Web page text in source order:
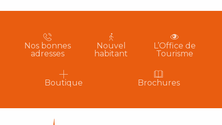
Nos bonnes
adresses
Nouvel
habitant
L’Office de
Tourisme
Boutique Brochures